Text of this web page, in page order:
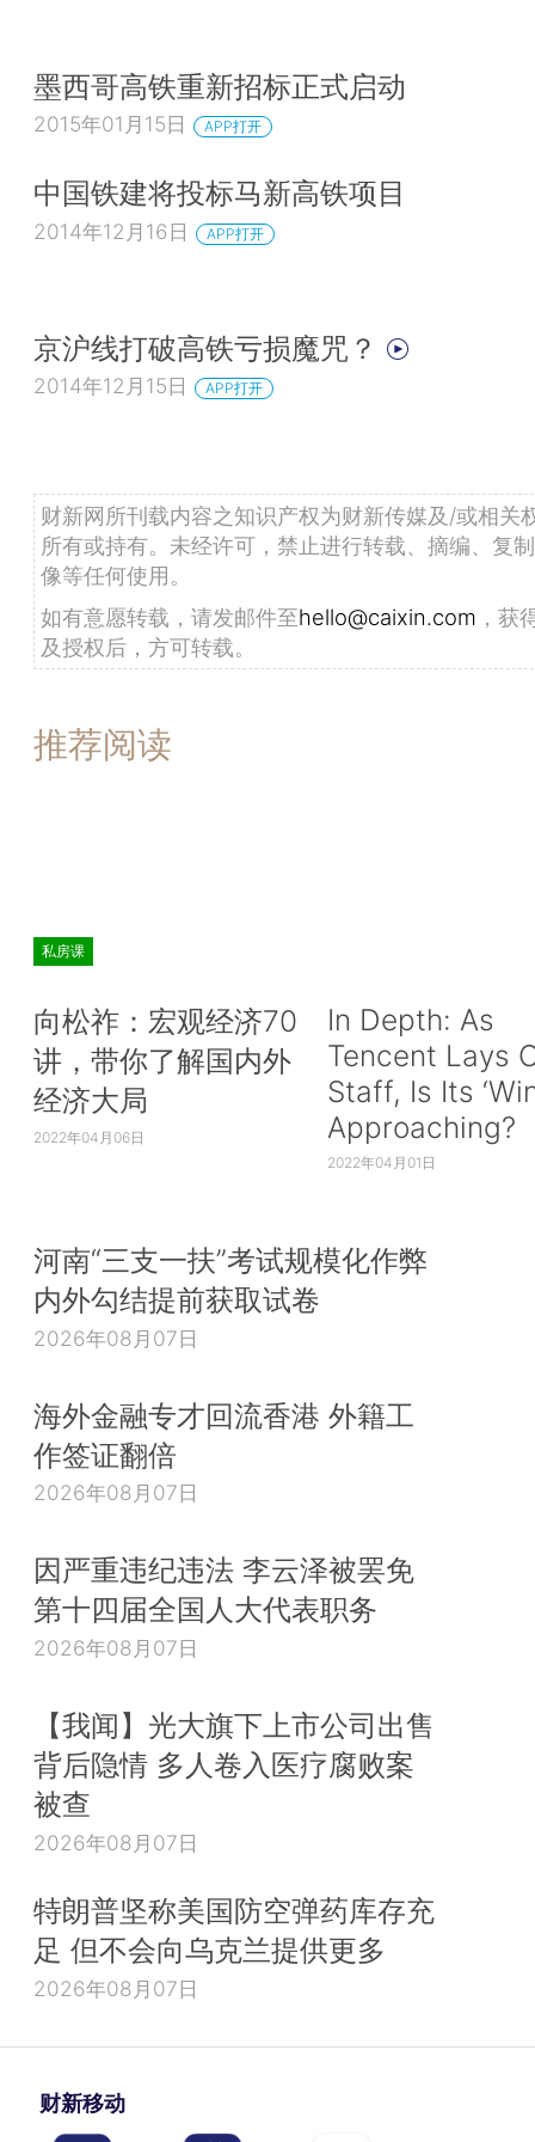
墨西哥高铁重新招标正式启动
2015年01月15日 APP打开
中国铁建将投标马新高铁项目
2014年12月16日 APP打开
京沪线打破高铁亏损魔咒？
2014年12月15日 APP打开
财新网所刊载内容之知识产权为财新传媒及/或相关
所有或持有。未经许可，禁止进行转载、摘编、复
像等任何使用。
如有意愿转载，请发邮件至hello@caixin.com ，获
及授权后，方可转载。
推荐阅读
私房课
向松祚：宏观经济70
讲，带你了解国内外
经济大局
2022年04月06日
In Depth: As
Tencent Lays
Staff, Is Its
Approaching?
2022年04月01日
河南“三支一扶”考试规模化作弊
内外勾结提前获取试卷
2026年08月07日
海外金融专才回流香港 外籍工
作签证翻倍
2026年08月07日
因严重违纪违法 李云泽被罢免
第十四届全国人大代表职务
2026年08月07日
【我闻】光大旗下上市公司出售
背后隐情 多人卷入医疗腐败案
被查
2026年08月07日
特朗普坚称美国防空弹药库存充
足 但不会向乌克兰提供更多
2026年08月07日
财新移动